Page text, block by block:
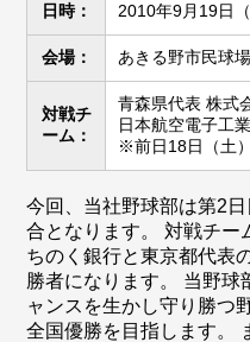
日時： 2010年9月19日
会場： あきる野市民球場
対戦チ
ーム：
青森県代表 株式
日本航空電子工
※前日18日（土
今回、当社野球部は第2
合となります。 対戦チー
ちのく銀行と東京都代表
勝者になります。 当野球
ャンスを生かし守り勝つ
全国優勝を目指します。